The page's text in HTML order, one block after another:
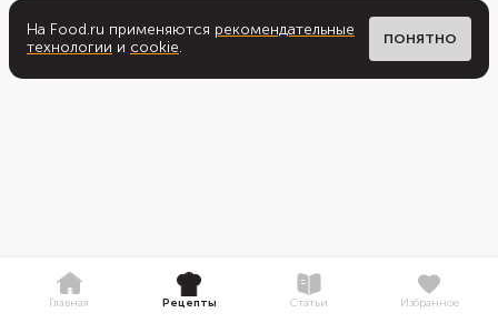
На Food.ru применяются рекомендательные
технологии и cookie. ПОНЯТНО
Главная Рецепты Статьи Избранное